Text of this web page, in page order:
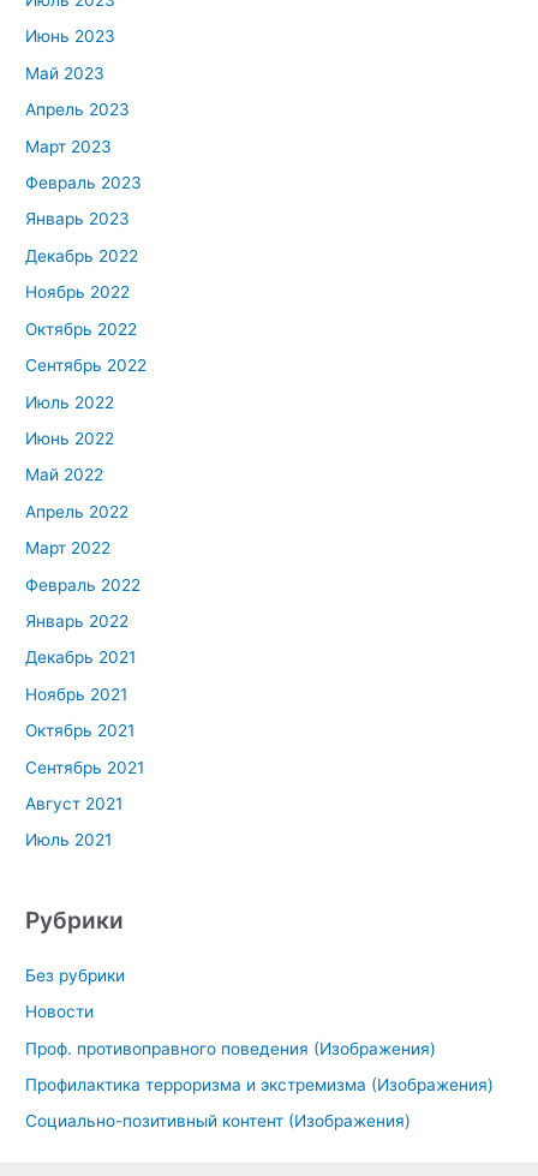
Июнь 2023
Май 2023
Апрель 2023
Март 2023
Февраль 2023
Январь 2023
Декабрь 2022
Ноябрь 2022
Октябрь 2022
Сентябрь 2022
Июль 2022
Июнь 2022
Май 2022
Апрель 2022
Март 2022
Февраль 2022
Январь 2022
Декабрь 2021
Ноябрь 2021
Октябрь 2021
Сентябрь 2021
Август 2021
Июль 2021
Рубрики
Без рубрики
Новости
Проф. противоправного поведения (Изображения)
Профилактика терроризма и экстремизма (Изображения)
Социально-позитивный контент (Изображения)